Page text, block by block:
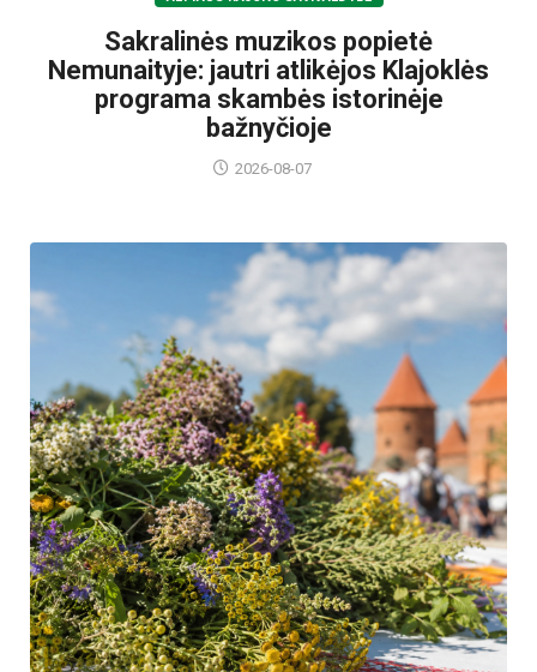
Sakralinės muzikos popietė
Nemunaityje: jautri atlikėjos Klajoklės
programa skambės istorinėje
bažnyčioje
2026-08-07